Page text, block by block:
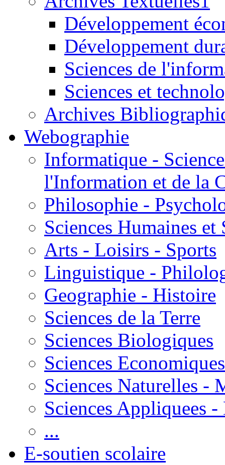
Développement
Développement
Sciences de
Sciences et
Archives
Webographie
Informatique -
l'Information et de la
Philosophie -
Sciences Humaines et
Arts - Loisirs - Sports
Linguistique -
Geographie - Histoire
Sciences de la Terre
Sciences Biologiques
Sciences Economiques
Sciences Naturelles -
Sciences Appliquees
...
E-soutien scolaire